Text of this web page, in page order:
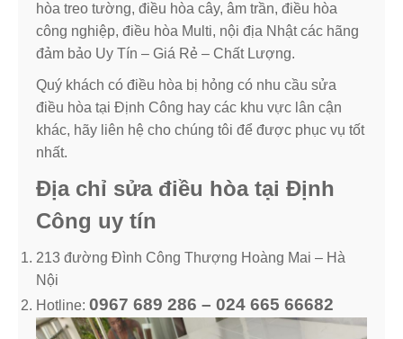
hòa treo tường, điều hòa cây, âm trần, điều hòa
công nghiệp, điều hòa Multi, nội địa Nhật các hãng
đảm bảo Uy Tín – Giá Rẻ – Chất Lượng.
Quý khách có điều hòa bị hỏng có nhu cầu sửa
điều hòa tại Định Công hay các khu vực lân cận
khác, hãy liên hệ cho chúng tôi để được phục vụ tốt
nhất.
Địa chỉ sửa điều hòa tại Định
Công uy tín
213 đường Đình Công Thượng Hoàng Mai – Hà
Nội
Hotline: 0967 689 286 – 024 665 66682